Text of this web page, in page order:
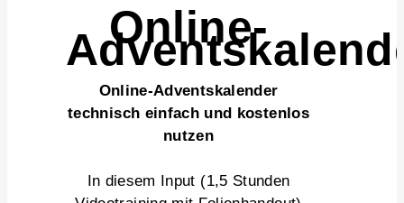
Online-
Online-Adventskalender
technisch einfach und kostenlos
nutzen
In diesem Input (1,5 Stunden